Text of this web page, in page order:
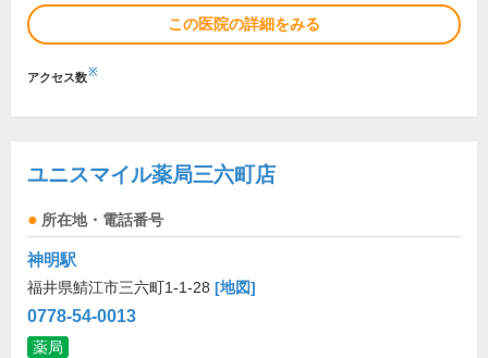
この医院の詳細をみる
アクセス数※
ユニスマイル薬局三六町店
所在地・電話番号
神明駅
福井県鯖江市三六町1-1-28 [地図]
0778-54-0013
薬局